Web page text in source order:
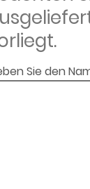
Sie den